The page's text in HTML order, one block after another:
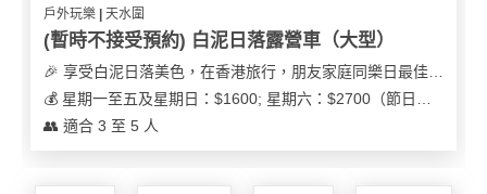
戶外玩樂 | 天水圍
(暫時不接受預約) 白泥日落露營車（大型）
👥 適合 3 至 5 人